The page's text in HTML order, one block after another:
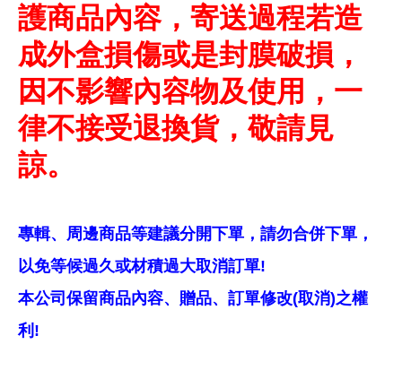
護商品內容，寄送過程若造
成外盒損傷或是封膜破損，
因不影響內容物及使用，一
律不接受退換貨，敬請見
諒。
專輯、周邊商品等建議分開下單，請勿合併下單，
以免等候過久或材積過大取消訂單!
本公司保留商品內容、贈品、訂單修改(取消)之權
利!